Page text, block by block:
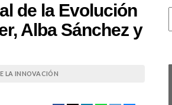
de la Evolución
Alba Sánchez y
LA INNOVACIÓN